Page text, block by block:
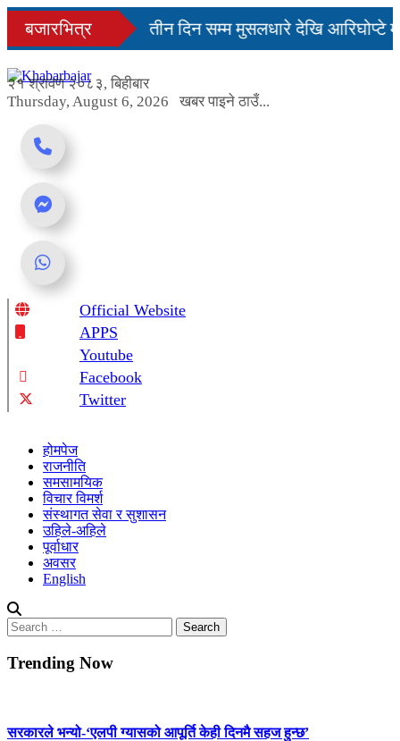
Skip
content
बजारभित्र
सहज हुन्छ’
तीन दिन सम्म मुसलधारे देखि आरिघोप्टे
२१ श्रावण २०८३, बिहीबार
Thursday, August 6, 2026
खबर पाइने ठाउँ...
Online News Portal
Official Website
APPS
Youtube
Facebook
Twitter
होमपेज
राजनीति
समसामयिक
विचार विमर्श
संस्थागत सेवा र सुशासन
उहिले-अहिले
पूर्वाधार
अवसर
English
Search
for:
Trending Now
सरकारले भन्यो-‘एलपी ग्यासको आपूर्ति केही दिनमै सहज हुन्छ’